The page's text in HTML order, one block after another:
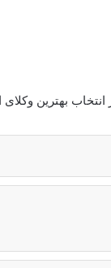
بهترین وکلای